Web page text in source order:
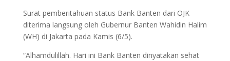
Surat pemberitahuan status Bank Banten dari OJK
diterima langsung oleh Gubernur Banten Wahidin Halim
(WH) di Jakarta pada Kamis (6/5).
“Alhamdulillah. Hari ini Bank Banten dinyatakan sehat